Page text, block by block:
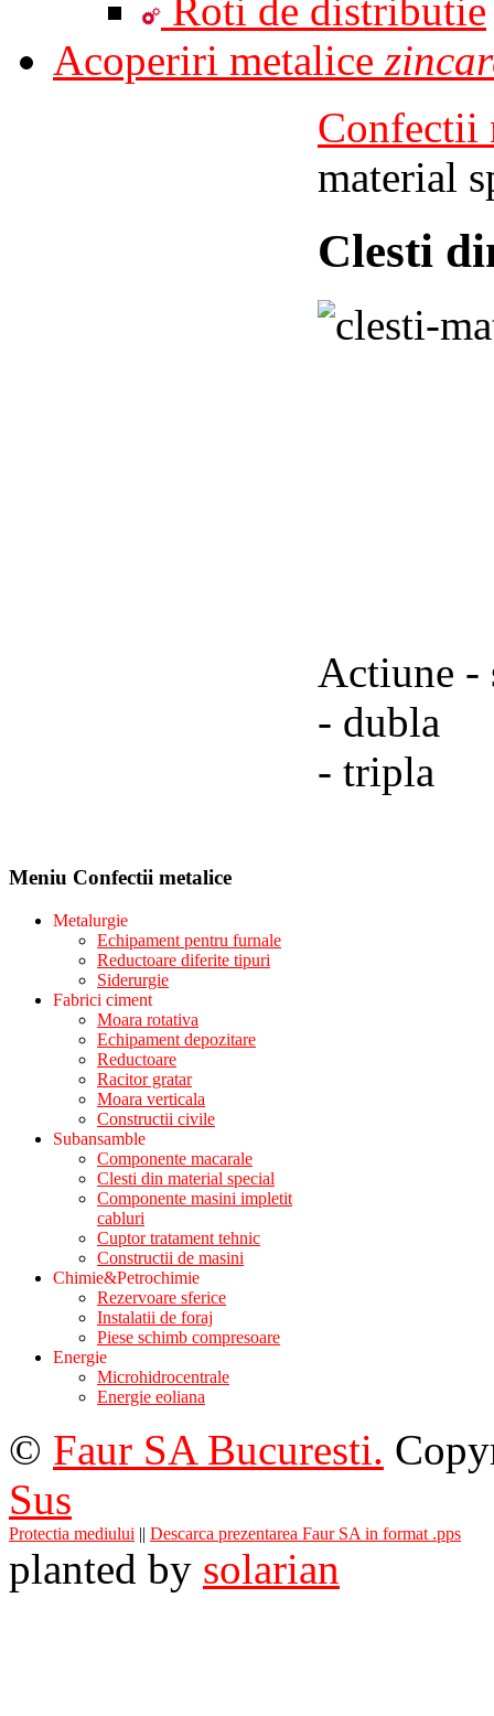
Roti de distributie
Acoperiri metalice
Confectii
material
Clesti
Actiune -
- dubla
- tripla
Meniu Confectii metalice
Metalurgie
Echipament pentru furnale
Reductoare diferite tipuri
Siderurgie
Fabrici ciment
Moara rotativa
Echipament depozitare
Reductoare
Racitor gratar
Moara verticala
Constructii civile
Subansamble
Componente macarale
Clesti din material special
Componente masini impletit
cabluri
Cuptor tratament tehnic
Constructii de masini
Chimie&Petrochimie
Rezervoare sferice
Instalatii de foraj
Piese schimb compresoare
Energie
Microhidrocentrale
Energie eoliana
© Faur SA Bucuresti.
Sus
Protectia mediului || Descarca prezentarea Faur SA in format .pps
planted by solarian